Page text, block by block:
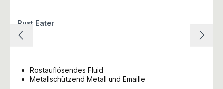
Rust Eater
Rostauflösendes Fluid
Metallschützend Metall und Emaille